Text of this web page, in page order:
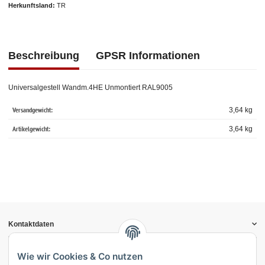
Wie wir Cookies & Co nutzen
Herkunftsland
TR
Beschreibung GPSR Informationen
Universalgestell Wandm.4HE Unmontiert RAL9005
Versandgewicht: 3,64 kg
Artikelgewicht: 3,64 kg
Kontaktdaten
Informationen
Gesetzliche Informationen